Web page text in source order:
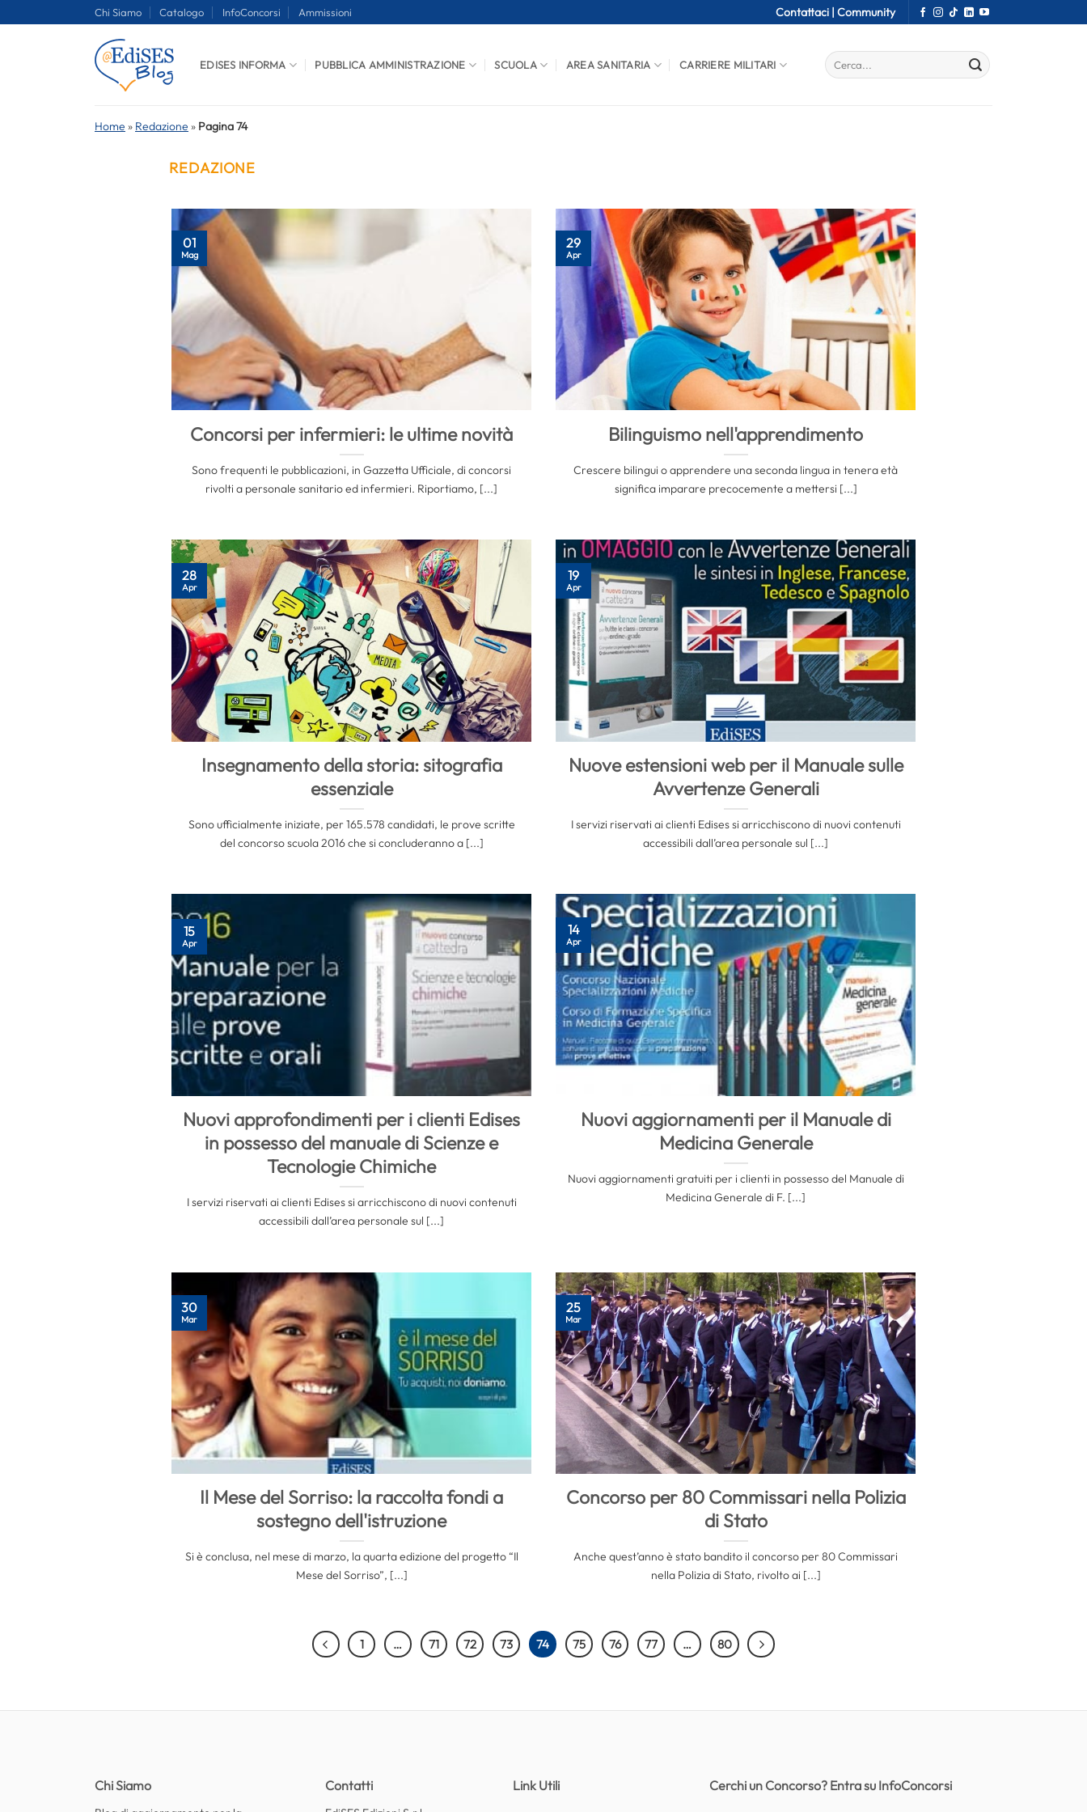
Chi Siamo Catalogo InfoConcorsi Ammissioni Contattaci | Community
EDISES INFORMA PUBBLICA AMMINISTRAZIONE SCUOLA AREA SANITARIA CARRIERE MILITARI
Home » Redazione » Pagina 74
REDAZIONE
Concorsi per infermieri: le ultime novità
Sono frequenti le pubblicazioni, in Gazzetta Ufficiale, di concorsi
rivolti a personale sanitario ed infermieri. Riportiamo, [...]
01
Mag
Bilinguismo nell'apprendimento
Crescere bilingui o apprendere una seconda lingua in tenera età
significa imparare precocemente a mettersi [...]
29
Apr
Insegnamento della storia: sitografia
essenziale
Sono ufficialmente iniziate, per 165.578 candidati, le prove scritte
del concorso scuola 2016 che si concluderanno a [...]
28
Apr
Nuove estensioni web per il Manuale sulle
Avvertenze Generali
I servizi riservati ai clienti Edises si arricchiscono di nuovi contenuti
accessibili dall’area personale sul [...]
19
Apr
Nuovi approfondimenti per i clienti Edises
in possesso del manuale di Scienze e
Tecnologie Chimiche
I servizi riservati ai clienti Edises si arricchiscono di nuovi contenuti
accessibili dall’area personale sul [...]
15
Apr
Nuovi aggiornamenti per il Manuale di
Medicina Generale
Nuovi aggiornamenti gratuiti per i clienti in possesso del Manuale di
Medicina Generale di F. [...]
14
Apr
Il Mese del Sorriso: la raccolta fondi a
sostegno dell'istruzione
Si è conclusa, nel mese di marzo, la quarta edizione del progetto “Il
Mese del Sorriso”, [...]
30
Mar
Concorso per 80 Commissari nella Polizia
di Stato
Anche quest’anno è stato bandito il concorso per 80 Commissari
nella Polizia di Stato, rivolto ai [...]
25
Mar
1 … 71 72 73 74 75 76 77 … 80
Chi Siamo Contatti Link Utili Cerchi un Concorso? Entra su InfoConcorsi